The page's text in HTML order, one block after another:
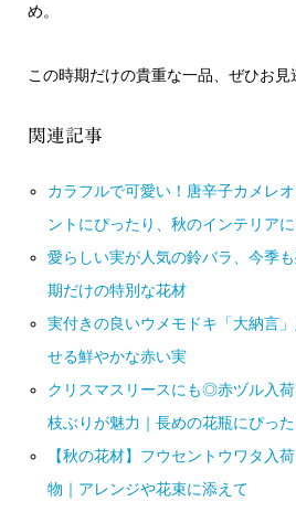
め。
この時期だけの貴重な一品、ぜひお見
関連記事
カラフルで可愛い！唐辛子カメレ
ントにぴったり、秋のインテリアに
愛らしい実が人気の鈴バラ、今季
期だけの特別な花材
実付きの良いウメモドキ「大納言
せる鮮やかな赤い実
クリスマスリースにも◎赤ヅル入
枝ぶりが魅力｜長めの花瓶にぴった
【秋の花材】フウセントウワタ入
物｜アレンジや花束に添えて